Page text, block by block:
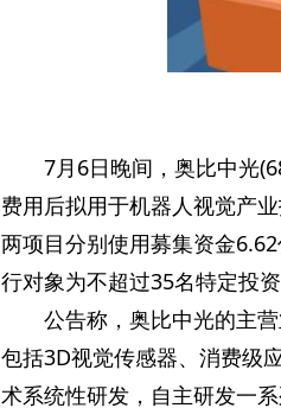
7月6日晚间，奥比中光
费用后拟用于机器人视觉产
两项目分别使用募集资金
行对象为不超过35名特定投
公告称，奥比中光的主
包括3D视觉传感器、消费级
术系统性研发，自主研发一